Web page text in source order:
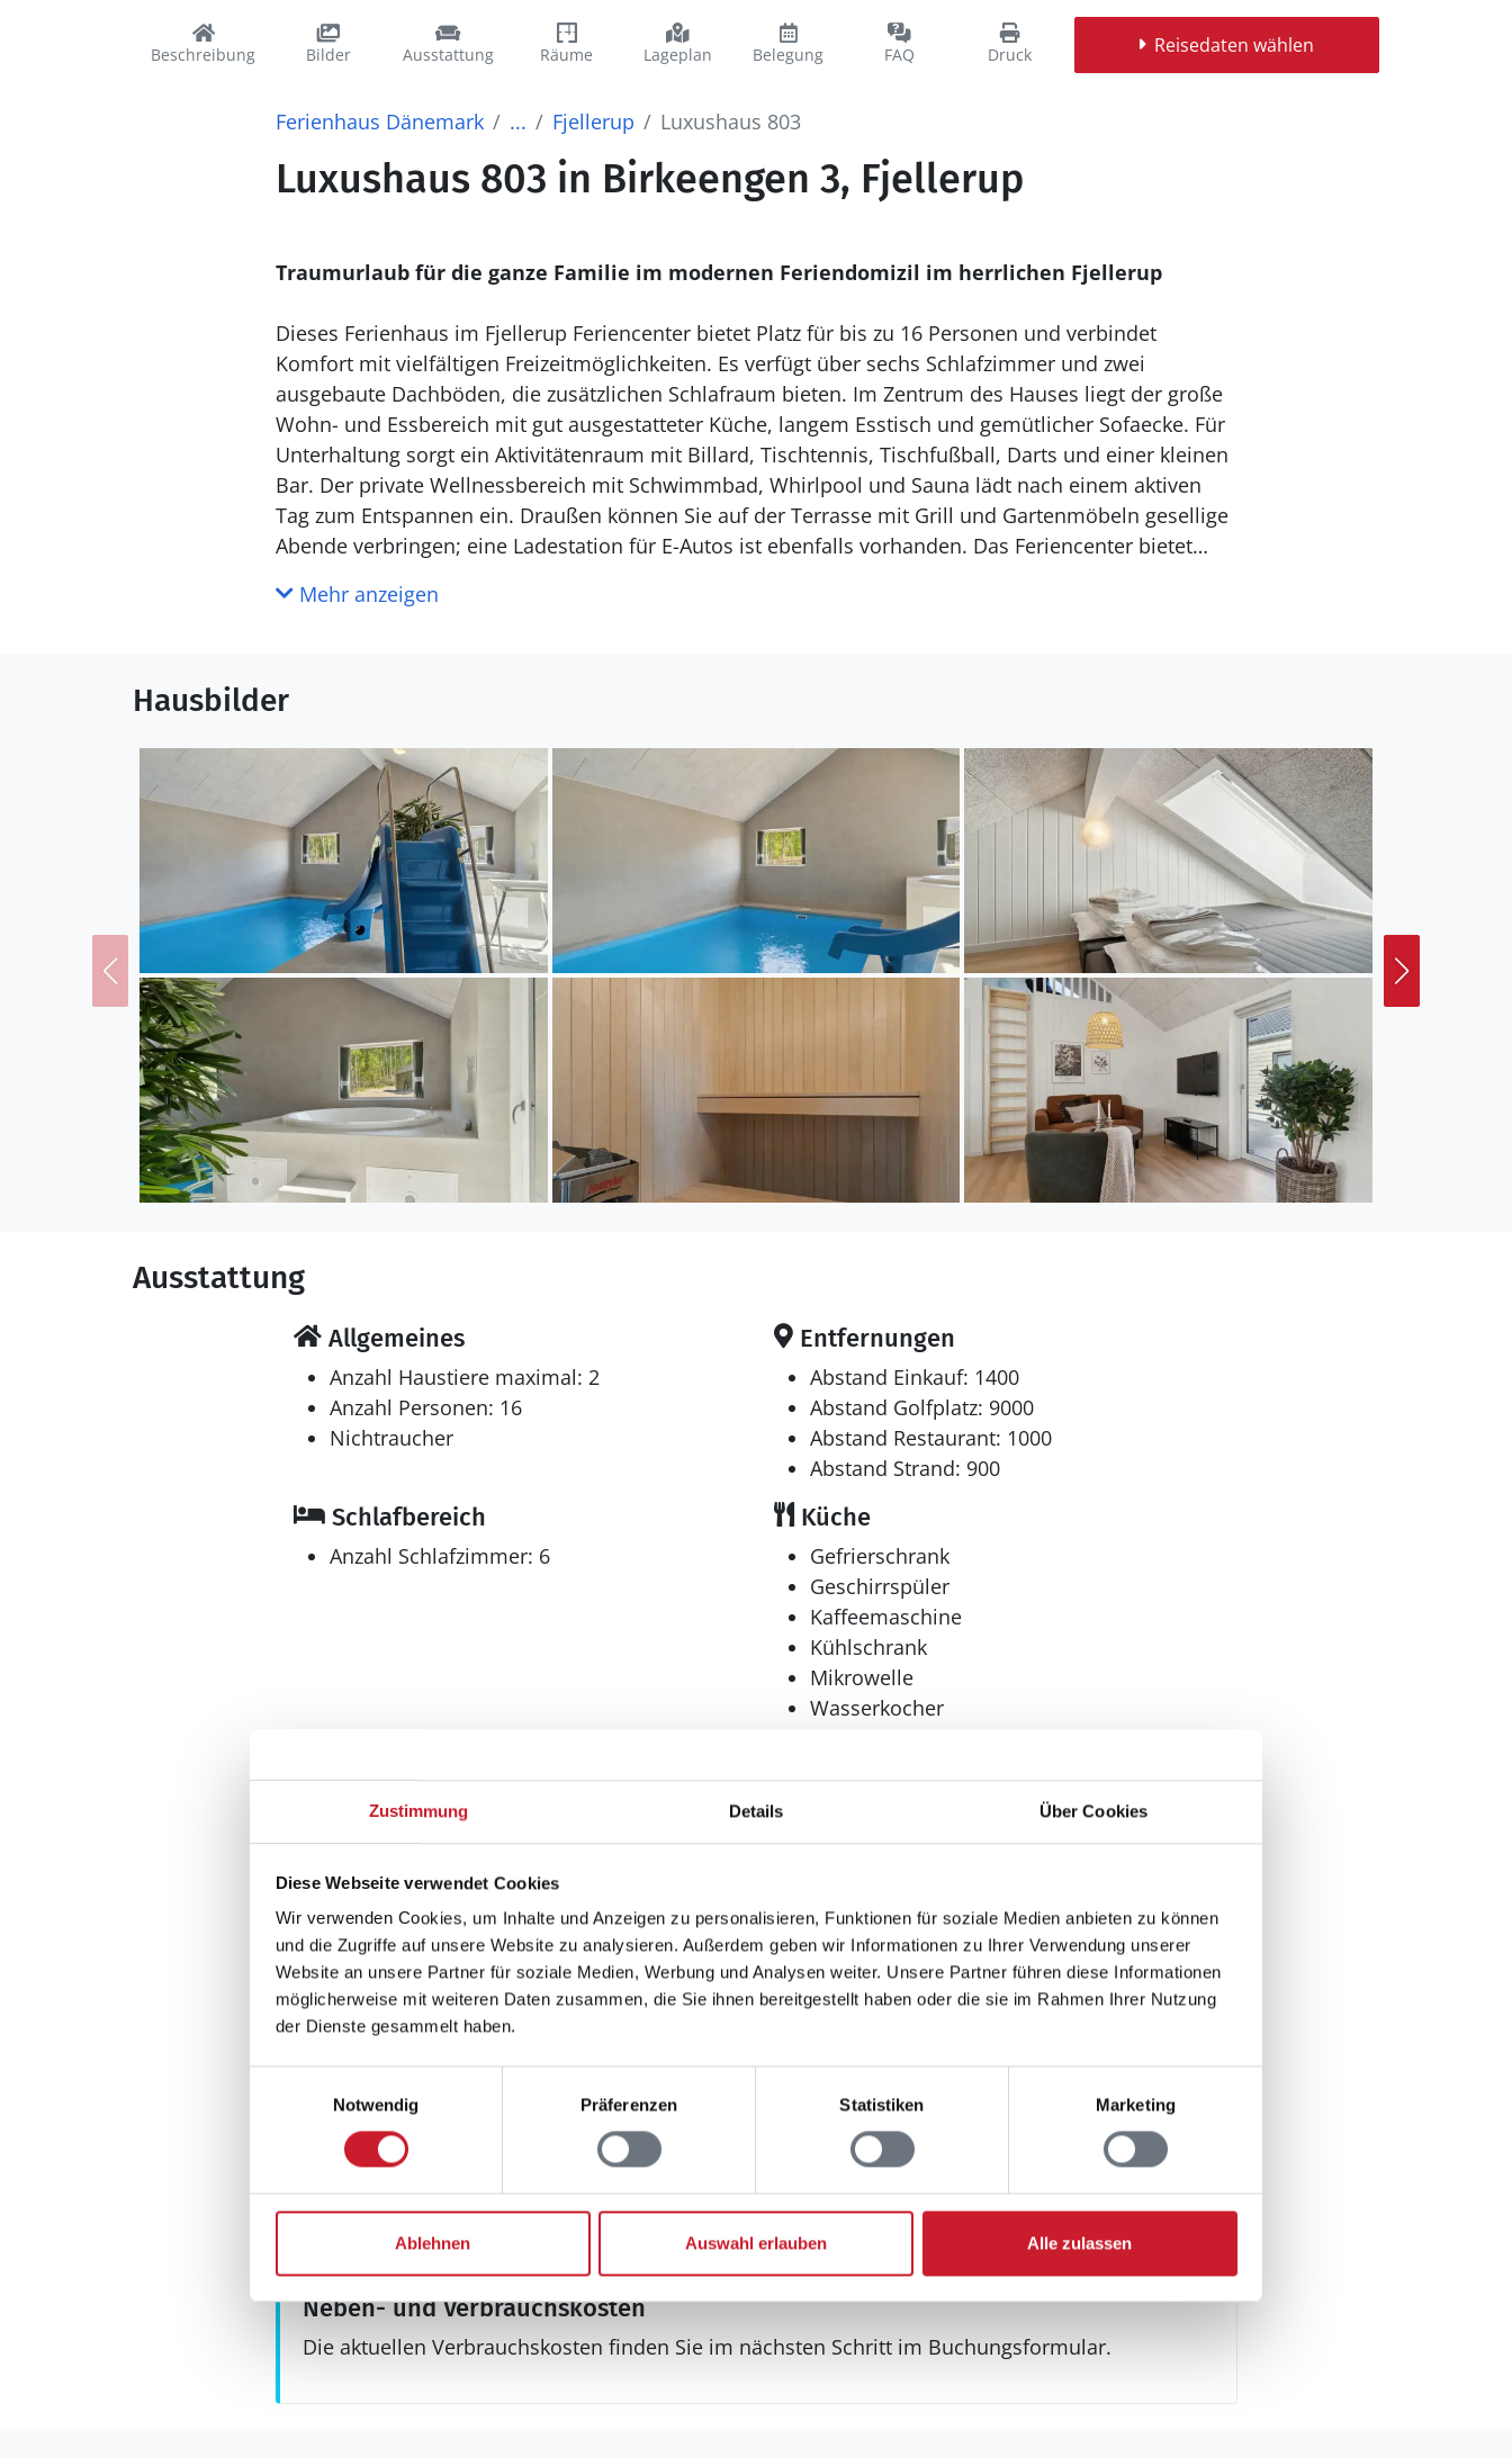
Zustimmung Details Über Cookies
Diese Webseite verwendet Cookies
Wir verwenden Cookies, um Inhalte und Anzeigen zu personalisieren, Funktionen für soziale Medien anbieten zu können
und die Zugriffe auf unsere Website zu analysieren. Außerdem geben wir Informationen zu Ihrer Verwendung unserer
Website an unsere Partner für soziale Medien, Werbung und Analysen weiter. Unsere Partner führen diese Informationen
möglicherweise mit weiteren Daten zusammen, die Sie ihnen bereitgestellt haben oder die sie im Rahmen Ihrer Nutzung
der Dienste gesammelt haben.
Notwendig
Präferenzen Statistiken Marketing
Ablehnen Auswahl erlauben Alle zulassen
Beschreibung Bilder Ausstattung Räume Lageplan Belegung FAQ Druck Reisedaten wählen
Ferienhaus Dänemark ... Fjellerup Luxushaus 803
Luxushaus 803 in Birkeengen 3, Fjellerup
Traumurlaub für die ganze Familie im modernen Feriendomizil im herrlichen Fjellerup
Dieses Ferienhaus im Fjellerup Feriencenter bietet Platz für bis zu 16 Personen und verbindet
Komfort mit vielfältigen Freizeitmöglichkeiten. Es verfügt über sechs Schlafzimmer und zwei
ausgebaute Dachböden, die zusätzlichen Schlafraum bieten. Im Zentrum des Hauses liegt der große
Wohn- und Essbereich mit gut ausgestatteter Küche, langem Esstisch und gemütlicher Sofaecke. Für
Unterhaltung sorgt ein Aktivitätenraum mit Billard, Tischtennis, Tischfußball, Darts und einer kleinen
Bar. Der private Wellnessbereich mit Schwimmbad, Whirlpool und Sauna lädt nach einem aktiven
Tag zum Entspannen ein. Draußen können Sie auf der Terrasse mit Grill und Gartenmöbeln gesellige
Abende verbringen; eine Ladestation für E-Autos ist ebenfalls vorhanden. Das Feriencenter bietet
ideale Bedingungen für Familien. Mit der Lage nahe des kinderfreundlichen Strandes und umgeben
Mehr anzeigen
Hausbilder
Ausstattung
Allgemeines
Anzahl Haustiere maximal: 2
Anzahl Personen: 16
Nichtraucher
Entfernungen
Abstand Einkauf: 1400
Abstand Golfplatz: 9000
Abstand Restaurant: 1000
Abstand Strand: 900
Schlafbereich
Anzahl Schlafzimmer: 6
Küche
Gefrierschrank
Geschirrspüler
Kaffeemaschine
Kühlschrank
Mikrowelle
Wasserkocher
Anzahl Toiletten: 3
Waschmaschine
Multimedia
Internet
Spieleangebot
Billard
Dart
Tischtennis
Aussenbereich
Grill
Sonstiges
Kinderbett
Ladestation für Elektroautos
Neben- und Verbrauchskosten
Die aktuellen Verbrauchskosten finden Sie im nächsten Schritt im Buchungsformular.